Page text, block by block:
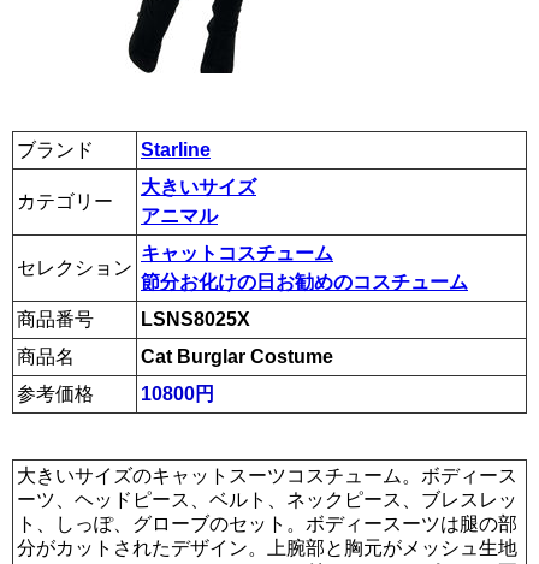
ブランド Starline
カテゴリー
大きいサイズ
アニマル
セレクション
キャットコスチューム
節分お化けの日お勧めのコスチューム
商品番号
LSNS8025X
商品名
Cat Burglar Costume
参考価格
10800円
大きいサイズのキャットスーツコスチューム。ボディース
ーツ、ヘッドピース、ベルト、ネックピース、ブレスレッ
ト、しっぽ、グローブのセット。ボディースーツは腿の部
分がカットされたデザイン。上腕部と胸元がメッシュ生地